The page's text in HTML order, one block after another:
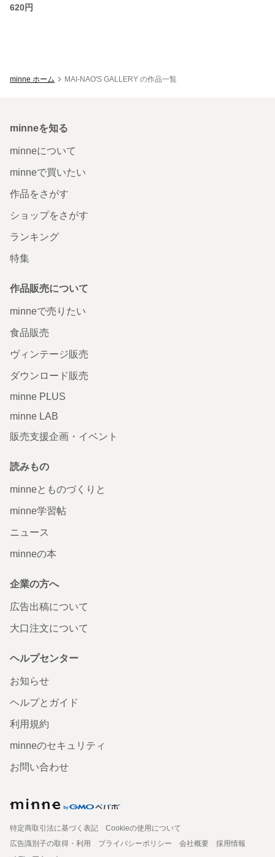
620円
minne ホーム MAI-NAO'S GALLERY の作品一覧
minneを知る
minneについて
minneで買いたい
作品をさがす
ショップをさがす
ランキング
特集
作品販売について
minneで売りたい
食品販売
ヴィンテージ販売
ダウンロード販売
minne PLUS
minne LAB
販売支援企画・イベント
読みもの
minneとものづくりと
minne学習帖
ニュース
minneの本
企業の方へ
広告出稿について
大口注文について
ヘルプセンター
お知らせ
ヘルプとガイド
利用規約
minneのセキュリティ
お問い合わせ
特定商取引法に基づく表記
Cookieの使用について
広告識別子の取得・利用
プライバシーポリシー 会社概要
採用情報